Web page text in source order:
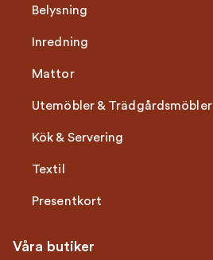
Belysning
Inredning
Mattor
Utemöbler & Trädgårdsmöbler
Kök & Servering
Textil
Presentkort
Våra butiker